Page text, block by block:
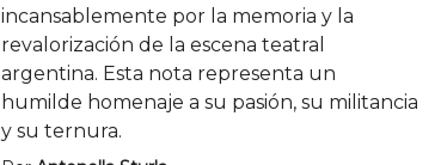
incansablemente por la memoria y la
revalorización de la escena teatral
argentina. Esta nota representa un
humilde homenaje a su pasión, su militancia
y su ternura.